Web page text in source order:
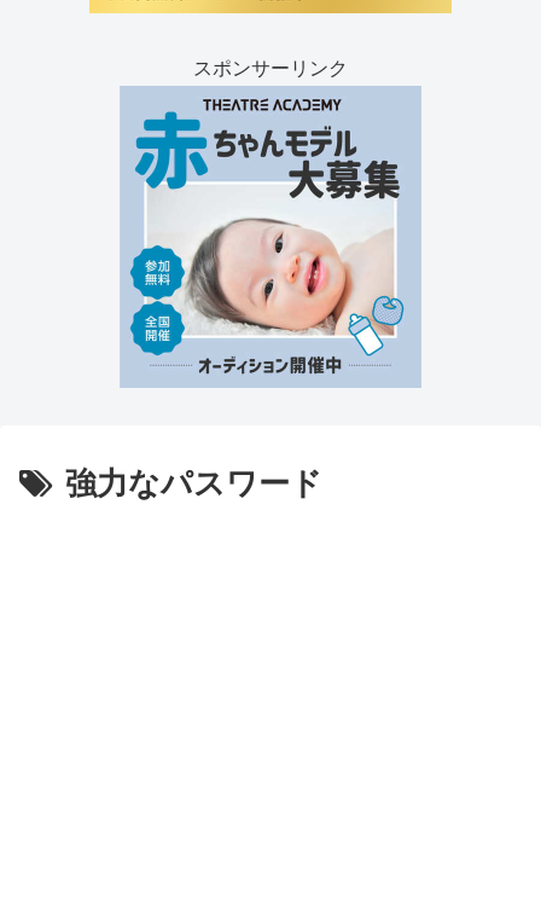
スポンサーリンク
強力なパスワード